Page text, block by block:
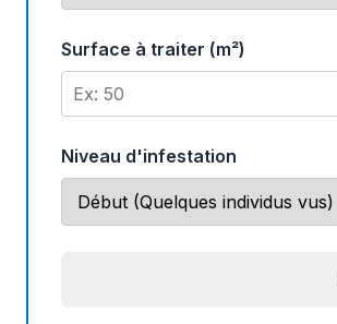
Surface à traiter (m²)
Niveau d'infestation